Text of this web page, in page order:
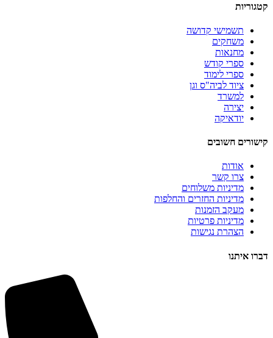
קטגוריות
תשמישי קדושה
משחקים
מחנאות
ספרי קודש
ספרי לימוד
ציוד לביה"ס וגן
למשרד
יצירה
יודאיקה
קישורים חשובים
אודות
צרו קשר
מדיניות משלוחים
מדיניות החזרים והחלפות
מעקב הזמנות
מדיניות פרטיות
הצהרת נגישות
דברו איתנו